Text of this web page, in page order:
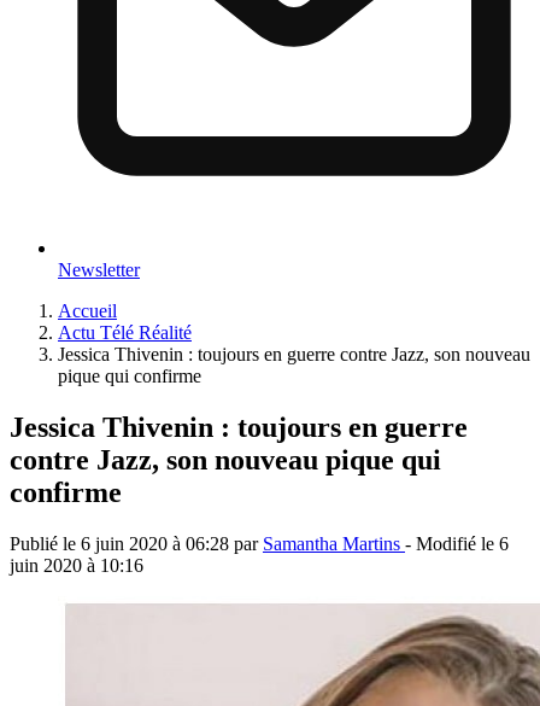
Newsletter
Accueil
Actu Télé Réalité
Jessica Thivenin : toujours en guerre contre Jazz, son nouveau
pique qui confirme
Jessica Thivenin : toujours en guerre
contre Jazz, son nouveau pique qui
confirme
Publié le 6 juin 2020 à 06:28 par Samantha Martins - Modifié le 6
juin 2020 à 10:16